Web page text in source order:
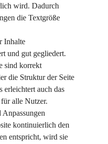
wird. Dadurch
die Textgröße
Inhalte
und gut gegliedert.
sind korrekt
die Struktur der Seite
erleichtert auch das
alle Nutzer.
kontinuierlich den
entspricht, wird sie